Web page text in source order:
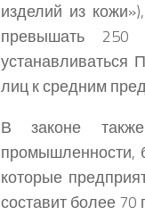
изделий из
превышать 250
устанавливаться
лиц к средним
В законе
промышленности,
которые
составит более